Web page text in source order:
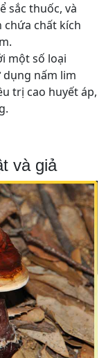
sắc thuốc, và
chất kích
một số loại
dụng nấm lim
trị cao huyết áp,
và giả